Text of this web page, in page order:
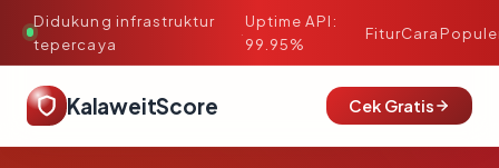
Didukung infrastruktur
tepercaya
·
Uptime API:
99.95%
FiturCara
KalaweitScore Cek Gratis